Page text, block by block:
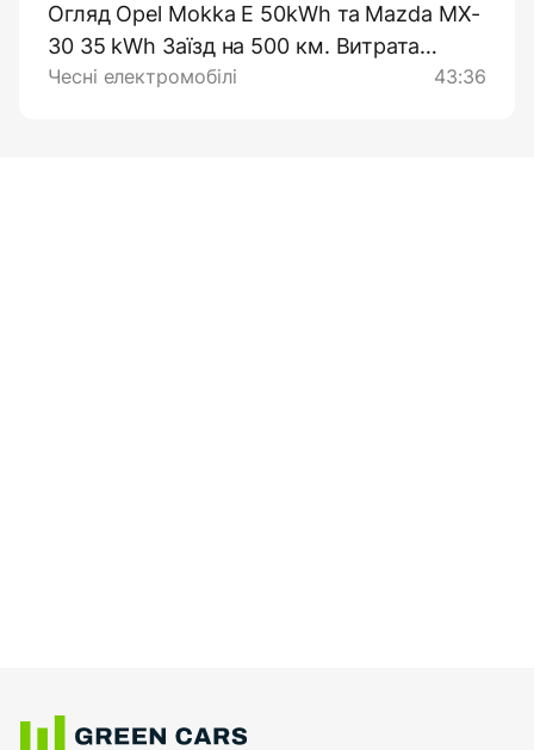
Огляд Opel Mokka E 50kWh та Mazda MX-
30 35 kWh Заїзд на 500 км. Витрата
енергії, реальний запас ходу
Чесні електромобілі 43:36